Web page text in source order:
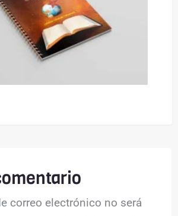
correo electrónico no será